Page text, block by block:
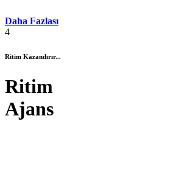
Daha Fazlası
4
Ritim Kazandırır...
Ritim
Ajans